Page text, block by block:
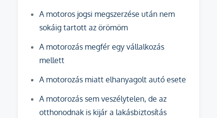
A motoros jogsi megszerzése után nem
sokáig tartott az örömöm
A motorozás megfér egy vállalkozás
mellett
A motorozás miatt elhanyagolt autó esete
A motorozás sem veszélytelen, de az
otthonodnak is kijár a lakásbiztosítás